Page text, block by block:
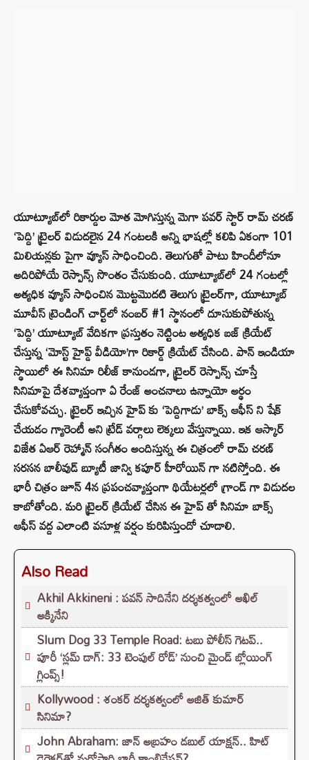
యూట్యూబ్‌లో రికార్డుల మోత మోగిస్తున్న మెగా పవర్ స్టార్ రామ్ చరణ్
‘పెద్ది’ ట్రైలర్ విడుదలైన 24 గంటలకి అన్ని భాషల్లో కలిపి ఏకంగా 101
మిలియన్లకు పైగా వ్యూస్ సాధించింది. తెలుగుతో పాటు హిందీలోనూ
అదిరిపోయే రెస్పాన్స్ సొంతం చేసుకుంది. యూట్యూబ్‌లో 24 గంటల్లో
అత్యధిక వ్యూస్ సాధించిన మొట్టమొదటి తెలుగు ట్రైలర్‌గా, యూట్యూబ్
మూవీస్ ట్రెండింగ్ చార్ట్‌లో నంబర్ #1 స్థానంలో దూసుకుపోతున్న
‘పెద్ది’ యూట్యూబ్ వేదికగా ప్రస్తుతం నెట్టింట అత్యధిక బజ్ క్రియేట్
చేస్తున్న ‘మోస్ట్ హైప్డ్ వీడియో’గా రికార్డ్ క్రియేట్ చేసింది. పాన్ ఇండియా
స్థాయిలో ఈ సినిమా రిలీజ్ కానుండగా, ట్రైలర్ రెస్పాన్స్ చూస్తే
సినిమాపై దేశవ్యాప్తంగా ఏ రేంజ్ అంచనాలు ఉన్నాయో అర్థం
చేసుకోవచ్చు. ట్రైలర్ ఇచ్చిన హైప్ కు ‘పెద్దిగాడు’ బాక్స్ ఆఫీస్ ని షేక్
చేయడం గ్యారెంటీ అని ట్రేడ్ వర్గాలు లెక్కలు వేస్తున్నాయి. ఇక ఆస్కార్
విజేత ఏఆర్ రెహ్మాన్ సంగీతం అందిస్తున్న ఈ చిత్రంలో రామ్ చరణ్
సరసన బాలీవుడ్ బ్యూటీ జాన్వి కపూర్ హీరోయిన్ గా నటిస్తోంది. ఈ
భారీ చిత్రం జూన్ 4న ప్రపంచవ్యాప్తంగా థియేటర్లలో గ్రాండ్ గా విడుదల
కాబోతోంది. మరి ట్రైలర్ క్రియేట్ చేసిన ఈ హైప్ తో సినిమా బాక్స్
ఆఫీస్ వద్ద ఎలాంటి వసూళ్ల వర్షం కురిపిస్తుందో చూడాలి.
Also Read
Akhil Akkineni : పవన్ సాదినేని దర్శకత్వంలో అఖిల్
అక్కినేని
Slum Dog 33 Temple Road: టబు పోలీస్ గెటప్..
పూరీ ‘స్లమ్ డాగ్: 33 టెంపుల్ రోడ్’ నుంచి మైండ్ బ్లోయింగ్
గ్లింప్స్!
Kollywood : శంకర్ దర్శకత్వంలో అజిత్ కుమార్
సినిమా?
John Abraham: జాన్ అబ్రహం డబుల్ యాక్షన్.. హిట్